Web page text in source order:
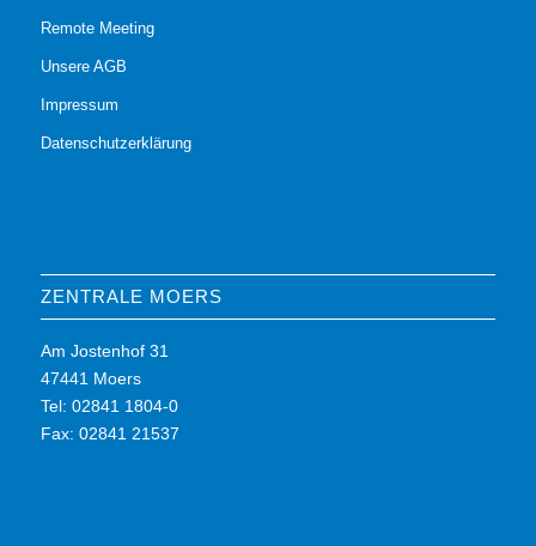
Remote Meeting
Unsere AGB
Impressum
Datenschutzerklärung
ZENTRALE MOERS
Am Jostenhof 31
47441 Moers
Tel: 02841 1804-0
Fax: 02841 21537